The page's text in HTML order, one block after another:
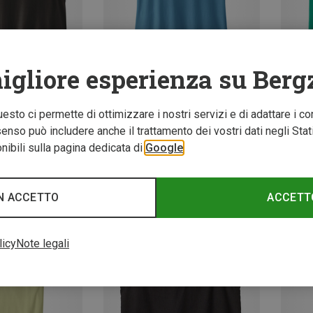
Taglie
top
Risparmi 34%
esperienza su
ci permette di ottimizzare i nostri servizi e di adattare i
può includere anche il trattamento dei vostri dati negli
sulla pagina dedicata di Google
ACCETTO
Note legali